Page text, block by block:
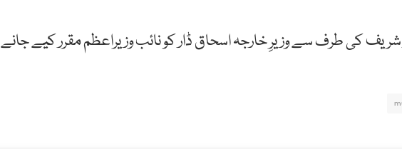
کی طرف سے وزیرِ خارجہ اسحاق ڈار کو نائب وزیراعظم مقرر کیے جانے